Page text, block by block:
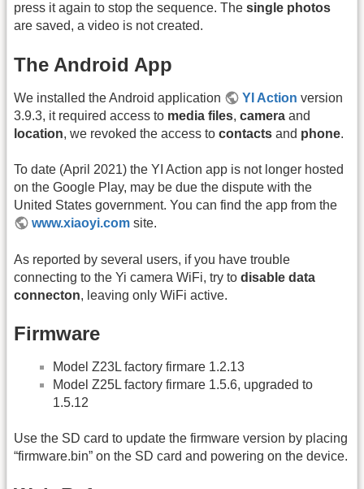
press it again to stop the sequence. The single photos
are saved, a video is not created.
The Android App
We installed the Android application YI Action version
3.9.3, it required access to media files, camera and
location, we revoked the access to contacts and phone.
To date (April 2021) the YI Action app is not longer hosted
on the Google Play, may be due the dispute with the
United States government. You can find the app from the
www.xiaoyi.com site.
As reported by several users, if you have trouble
connecting to the Yi camera WiFi, try to disable data
connecton, leaving only WiFi active.
Firmware
Model Z23L factory firmare 1.2.13
Model Z25L factory firmare 1.5.6, upgraded to
1.5.12
Use the SD card to update the firmware version by placing
“firmware.bin” on the SD card and powering on the device.